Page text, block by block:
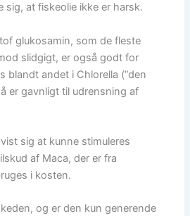
sig, at fiskeolie ikke er harsk.
glukosamin, som de fleste
slidgigt, er også godt for
blandt andet i Chlorella (”den
er gavnligt til udrensning af
sig at kunne stimuleres
af Maca, der er fra
i kosten.
og er den kun generende